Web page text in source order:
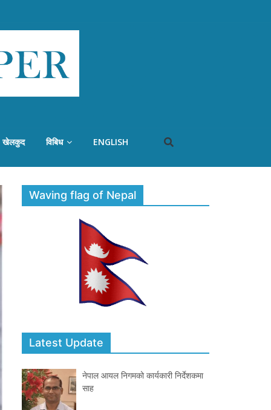
खेलकुद विबिध ENGLISH
Waving flag of Nepal
Latest Update
नेपाल आयल निगमको कार्यकारी निर्देशकमा
साह